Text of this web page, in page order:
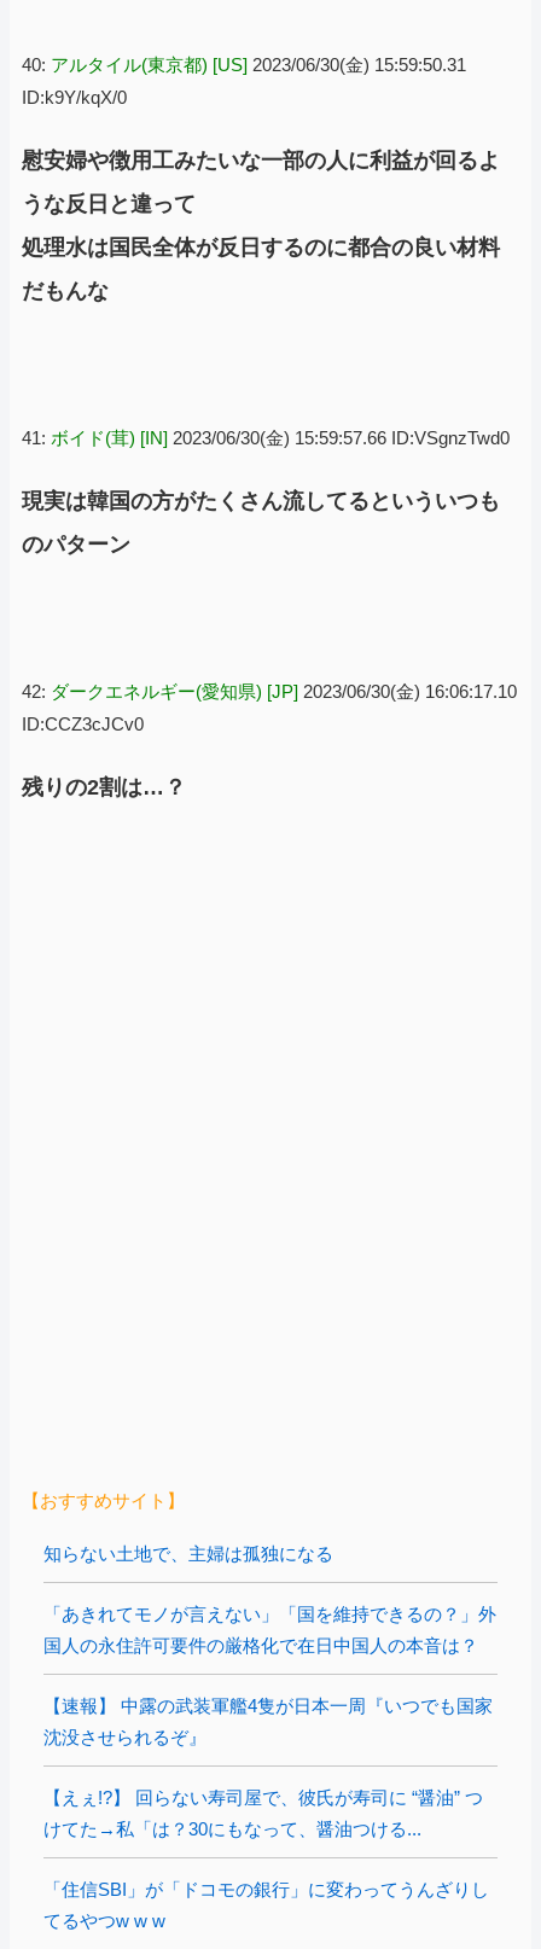
40: アルタイル(東京都) [US] 2023/06/30(金) 15:59:50.31
ID:k9Y/kqX/0
慰安婦や徴用工みたいな一部の人に利益が回るよ
うな反日と違って
処理水は国民全体が反日するのに都合の良い材料
だもんな
41: ボイド(茸) [IN] 2023/06/30(金) 15:59:57.66 ID:VSgnzTwd0
現実は韓国の方がたくさん流してるといういつも
のパターン
42: ダークエネルギー(愛知県) [JP] 2023/06/30(金) 16:06:17.10
ID:CCZ3cJCv0
残りの2割は…？
【おすすめサイト】
知らない土地で、主婦は孤独になる
「あきれてモノが言えない」「国を維持できるの？」外
国人の永住許可要件の厳格化で在日中国人の本音は？
【速報】 中露の武装軍艦4隻が日本一周『いつでも国家
沈没させられるぞ』
【えぇ!?】 回らない寿司屋で、彼氏が寿司に “醤油” つ
けてた→私「は？30にもなって、醤油つける...
「住信SBI」が「ドコモの銀行」に変わってうんざりし
てるやつw w w